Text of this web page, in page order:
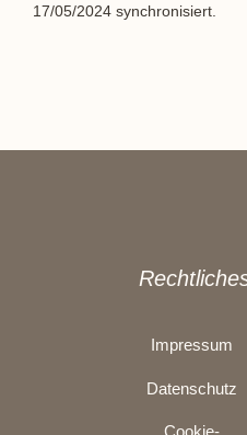
17/05/2024 synchronisiert.
Impressum
Datenschutz